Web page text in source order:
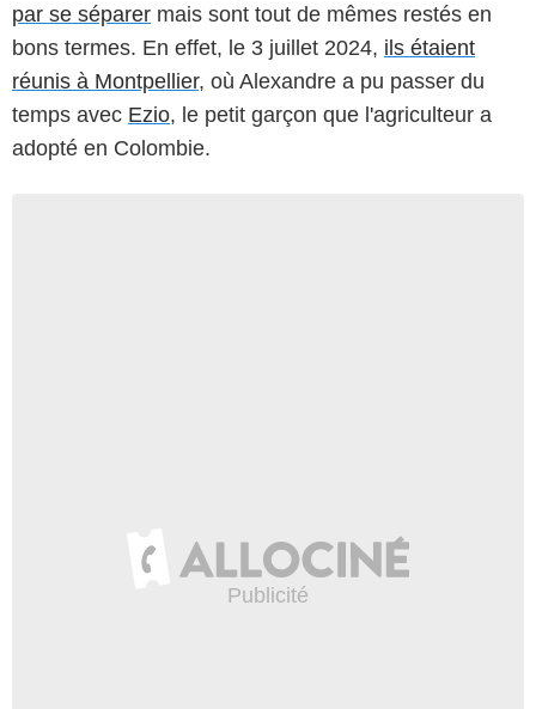
par se séparer mais sont tout de mêmes restés en
bons termes. En effet, le 3 juillet 2024, ils étaient
réunis à Montpellier, où Alexandre a pu passer du
temps avec Ezio, le petit garçon que l'agriculteur a
adopté en Colombie.